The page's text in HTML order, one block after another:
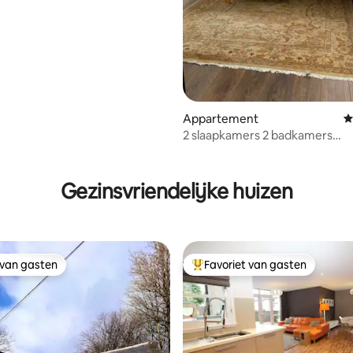
Appartement
2 slaapkamers 2 badkamers
Gezinsvriendelijke huizen
gasten
gasten Topfavoriet van gasten
Favoriet van gasten